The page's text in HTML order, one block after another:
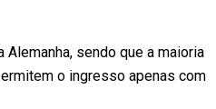
sendo que a maioria
o ingresso apenas com